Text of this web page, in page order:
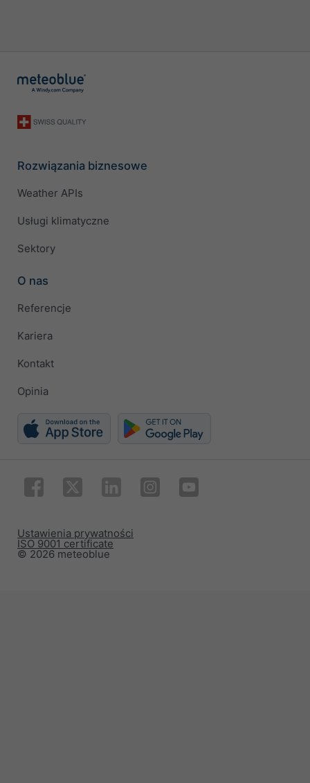
Rozwiązania biznesowe
Weather APIs
Usługi klimatyczne
Sektory
O nas
Referencje
Kariera
Kontakt
Opinia
© 2026 meteoblue
ISO 9001 certificate
Ustawienia prywatności